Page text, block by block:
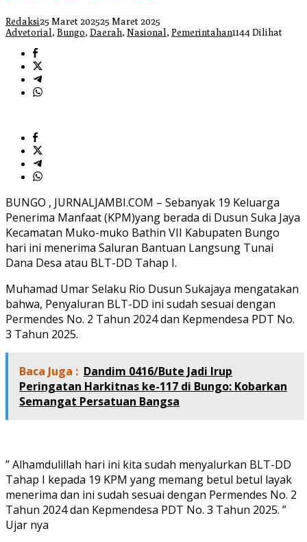
Redaksi25 Maret 202525 Maret 2025
Advetorial , Bungo, Daerah, Nasional , Pemerintahan1144 Dilihat
BUNGO , JURNALJAMBI.COM – Sebanyak 19 Keluarga
Penerima Manfaat (KPM)yang berada di Dusun Suka Jaya
Kecamatan Muko-muko Bathin VII Kabupaten Bungo
hari ini menerima Saluran Bantuan Langsung Tunai
Dana Desa atau BLT-DD Tahap I.
Muhamad Umar Selaku Rio Dusun Sukajaya mengatakan
bahwa, Penyaluran BLT-DD ini sudah sesuai dengan
Permendes No. 2 Tahun 2024 dan Kepmendesa PDT No.
3 Tahun 2025.
Baca Juga : Dandim 0416/Bute Jadi Irup
Peringatan Harkitnas ke-117 di Bungo: Kobarkan
Semangat Persatuan Bangsa
” Alhamdulillah hari ini kita sudah menyalurkan BLT-DD
Tahap I kepada 19 KPM yang memang betul betul layak
menerima dan ini sudah sesuai dengan Permendes No. 2
Tahun 2024 dan Kepmendesa PDT No. 3 Tahun 2025. ”
Ujar nya